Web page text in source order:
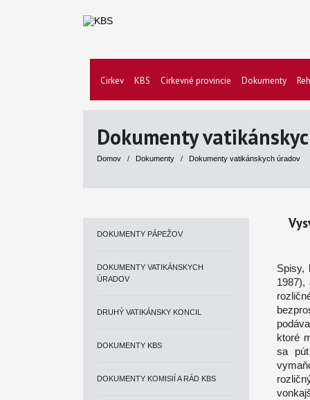
Cirkev KBS Cirkevné provincie Dokumenty
Dokumenty
Domov / Dokumenty / Dokumenty vatikánskych úradov
DOKUMENTY PÁPEŽOV
DOKUMENTY VATIKÁNSKYCH
ÚRADOV
DRUHÝ VATIKÁNSKY KONCIL
DOKUMENTY KBS
DOKUMENTY KOMISIÍ A RÁD KBS
Spisy,
1987),
ktoré
sa